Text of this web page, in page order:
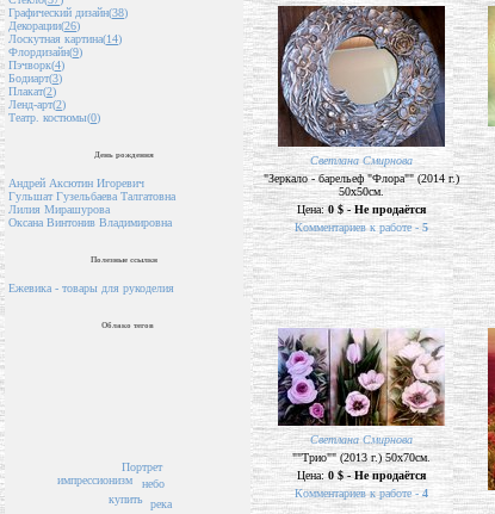
Графический дизайн(38)
Декорации(26)
Лоскутная картина(14)
Флордизайн(9)
Пэчворк(4)
Бодиарт(3)
Плакат(2)
Ленд-арт(2)
Театр. костюмы(0)
День рождения
Андрей Аксютин Игоревич
Гульшат Гузельбаева Талгатовна
Лилия Мирашурова
Оксана Винтонив Владимировна
Полезные ссылки
Ежевика - товары для рукоделия
Облако тегов
купить река
небо
импрессионизм
Портрет
Светлана Смирнова
"Зеркало - барельеф "Флора"" (2014 г.)
50х50см.
Цена: 0 $ - Не продаётся
Комментариев к работе - 5
Светлана Смирнова
""Трио"" (2013 г.) 50х70см.
Цена:0 $ - Не продаётся
Комментариев к работе -4